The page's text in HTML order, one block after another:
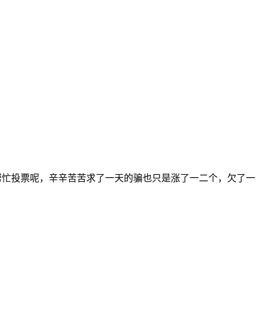
投票呢，辛辛苦苦求了一天的骗也只是涨了一二个，欠了一